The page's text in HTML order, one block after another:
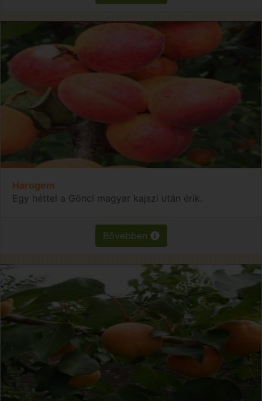
Harogem
Egy héttel a Gönci magyar kajszi után érik.
Bővebben